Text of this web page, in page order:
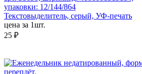
упаковки: 12/144/864
Текстовыделитель, серый, УФ-печать
цена за 1шт.
25 ₽